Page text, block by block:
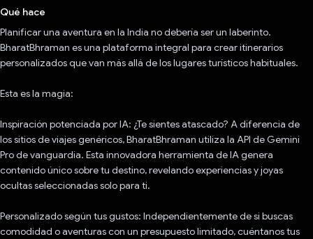
Qué hace
Planificar una aventura en la India no debería ser un laberinto.
BharatBhraman es una plataforma integral para crear itinerarios
personalizados que van más allá de los lugares turísticos habituales.
Esta es la magia:
Inspiración potenciada por IA: ¿Te sientes atascado? A diferencia de
los sitios de viajes genéricos, BharatBhraman utiliza la API de Gemini
Pro de vanguardia. Esta innovadora herramienta de IA genera
contenido único sobre tu destino, revelando experiencias y joyas
ocultas seleccionadas solo para ti.
Personalizado según tus gustos: Independientemente de si buscas
comodidad o aventuras con un presupuesto limitado, cuéntanos tus